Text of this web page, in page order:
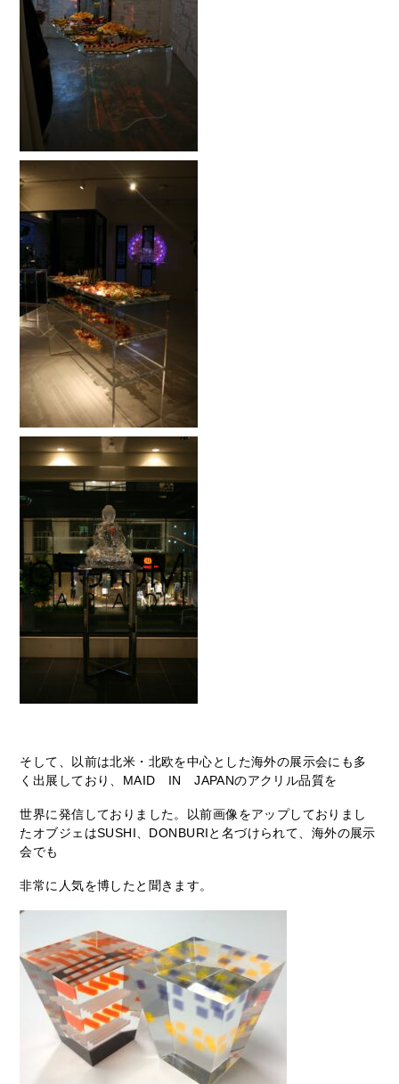
そして、以前は北米・北欧を中心とした海外の展示会にも多
く出展しており、MAID IN JAPANのアクリル品質を
世界に発信しておりました。以前画像をアップしておりまし
たオブジェはSUSHI、DONBURIと名づけられて、海外の展示
会でも
非常に人気を博したと聞きます。